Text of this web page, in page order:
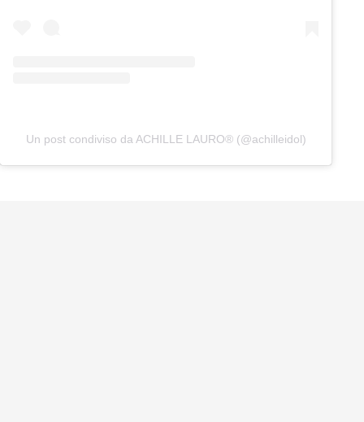
Un post condiviso da ACHILLE LAURO® (@achilleidol)